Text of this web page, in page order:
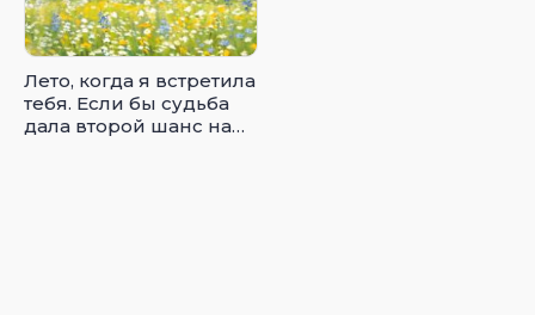
Лето, когда я встретила
тебя. Если бы судьба
дала второй шанс на